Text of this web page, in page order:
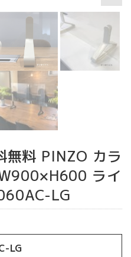
無料 PINZO カラ
ライ
LG
LG